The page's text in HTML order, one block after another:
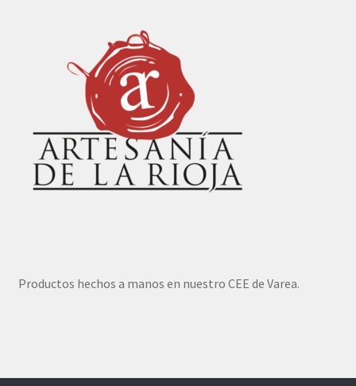
Productos hechos a manos en nuestro CEE de Varea.